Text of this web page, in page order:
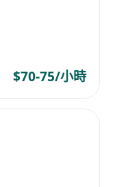
$70-75/小時